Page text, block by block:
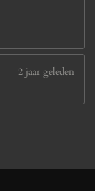
2 jaar geleden